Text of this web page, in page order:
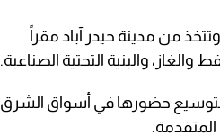
شركة “ميغا للهندسة والبنية التحتية” عام 1989، وتتخذ من مدينة حيدر آباد مقراً
والبنية التحتية الصناعية.
حضورها في أسواق الشرق